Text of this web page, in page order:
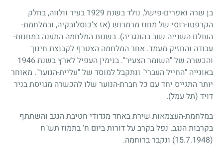
בן שרה ואפרים-פישל, נולד בשנת 1929 בעיר וולווה, בחלק
הקרפטו-רוסי של מחוז מרמרוש (אז צ'כוסלובקיה, ובמלחמת-
העולם השנייה שוב בהונגריה). בשנות המלחמה התענה במחנות-
עבודה והחזיק מעמד. אחר המלחמה הצטרף לקבוצת חינוך
והכשרה של "השומר הצעיר". בנימין העפיל לארץ בשנת1946
באונייה "החייל העברי" ונתקבל למוסד של "עליית-הנוער". מאוחר
יותר התגייס יחד עם כל חברת-הנוער שלו להכשרה מגויסת בניר
דויד (תל עמל).
במלחמת-העצמאות שירת באחד מגדודי חטיבת הנגב והשתתף
בקרבות הנגב. נפל בקרב על דורות ביום ח' בתמוז תש"ח
(15.7.1948)
ונקבר ברוחמה.